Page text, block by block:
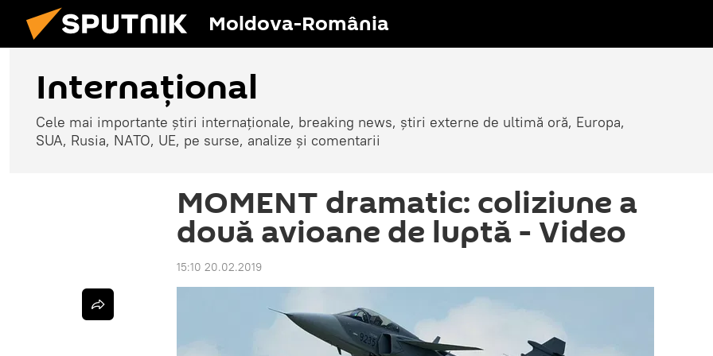
Moldova-România
Internaţional
Cele mai importante știri internaționale, breaking news, știri externe de ultimă oră, Europa,
SUA, Rusia, NATO, UE, pe surse, analize și comentarii
MOMENT dramatic: coliziune a
două avioane de luptă - Video
15:10 20.02.2019